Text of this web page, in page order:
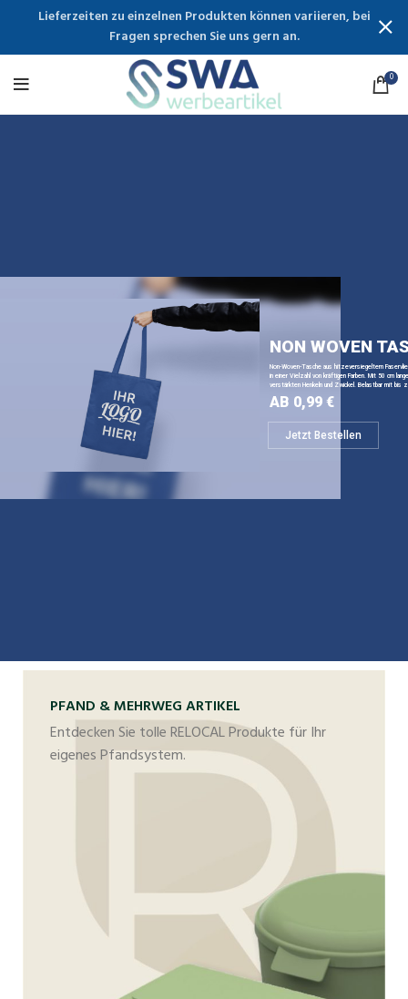
0
NON WOVEN
Non-Woven-Tasche aus hitzeversiegeltem
in einer Vielzahl von kräftigen Farben. Mit 50 cm
verstärkten Henkeln und Zwickel. Belastbar mit bis
Jetzt Bestellen
AB 0,99 €
PFAND & MEHRWEG ARTIKEL
Entdecken Sie tolle RELOCAL Produkte für Ihr
eigenes Pfandsystem.
Lieferzeiten zu einzelnen Produkten können variieren, bei
Fragen sprechen Sie uns gern an.